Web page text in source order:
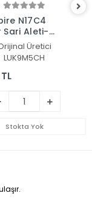
N17C4
Aleti-
Üretici
LUK9M5CH
Stokta Yok